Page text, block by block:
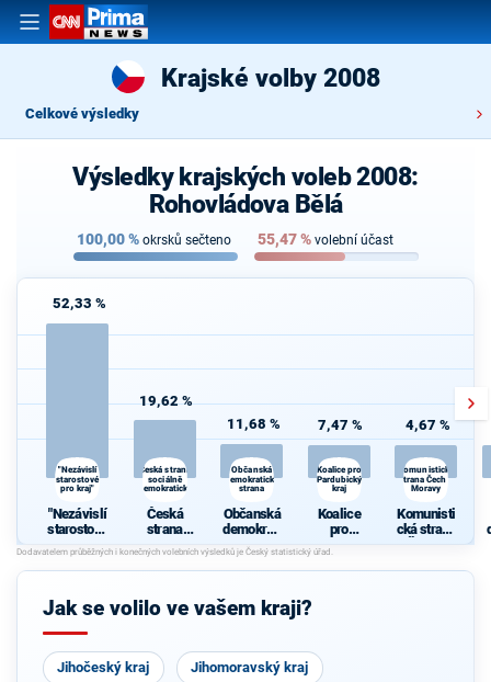
Krajské volby 2008
Celkové výsledky
Výsledky krajských voleb 2008:
Rohovládova Bělá
100,00% okrsků sečteno 55,47% volební účast
52,33 %
"Nezávislí
starostové
pro kraj"
"Nezávislí
starostové
pro kraj"
19,62 %
Česká strana
sociálně
demokratická
Česká
strana
sociálně
demokrati
cká
11,68 %
Občanská
demokratická
strana
Občanská
demokrati
cká strana
7,47 %
Koalice pro
Pardubický
kraj
Koalice
pro
Pardubick
ý kraj
4,67 %
Komunistická
strana Čech a
Moravy
Komunisti
cká strana
Čech a
Jak se volilo ve vašem kraji?
Jihočeský kraj Jihomoravský kraj